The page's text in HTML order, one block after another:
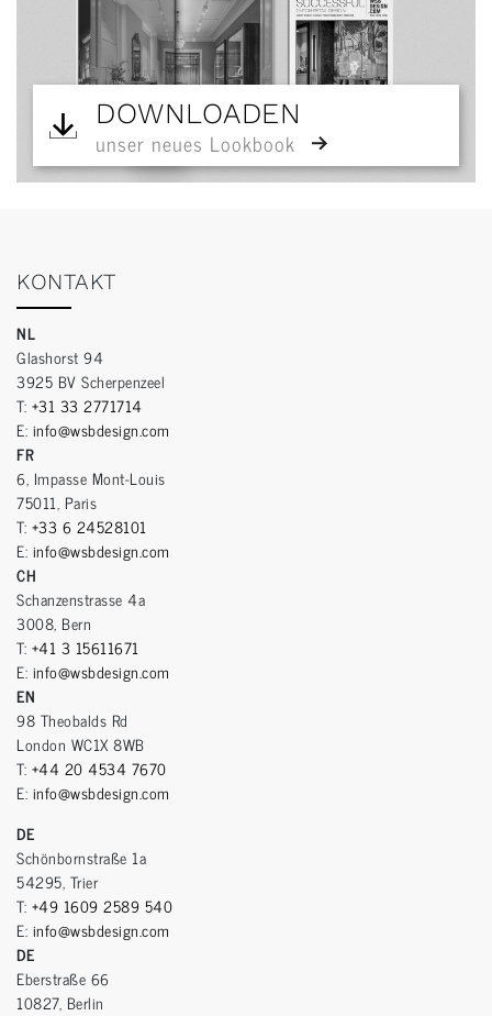
DOWNLOADEN
unser neues Lookbook
KONTAKT
NL
Glashorst 94
3925 BV Scherpenzeel
T: +31 33 2771714
E: info@wsbdesign.com
FR
6, Impasse Mont-Louis
75011, Paris
T: +33 6 24528101
E: info@wsbdesign.com
CH
Schanzenstrasse 4a
3008, Bern
T: +41 3 15611671
E: info@wsbdesign.com
EN
98 Theobalds Rd
London WC1X 8WB
T: +44 20 4534 7670
E: info@wsbdesign.com
DE
Schönbornstraße 1a
54295, Trier
T: +49 1609 2589 540
E: info@wsbdesign.com
DE
Eberstraße 66
10827, Berlin